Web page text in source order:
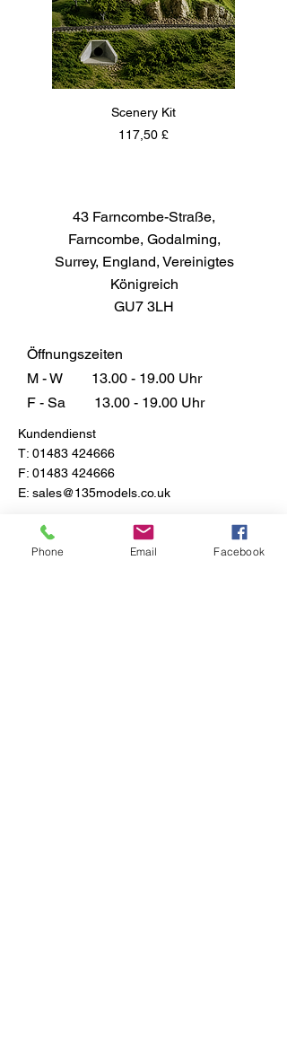
Scenery Kit
Preis
117,50 £
43 Farncombe-Straße,
Farncombe, Godalming,
Surrey, England, Vereinigtes
Königreich
GU7 3LH
Öffnungszeiten
M - W
13.00 - 19.00 Uhr
F - Sa
13.00 - 19.00 Uhr
Kundendienst
T: 01483 424666
F: 01483 424666
E: sales@135models.co.uk
FAQ
Versand & Rücksendungen
Phone Email Facebook